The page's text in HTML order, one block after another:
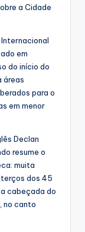
a Cidade
em
do início do
áreas
para o
em menor
Declan
resume o
muita
terços dos 45
cabeçada do
no canto